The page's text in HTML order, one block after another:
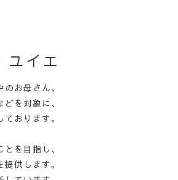
ユイエ
お母さん、
を対象に、
おります。
を目指し、
供します。